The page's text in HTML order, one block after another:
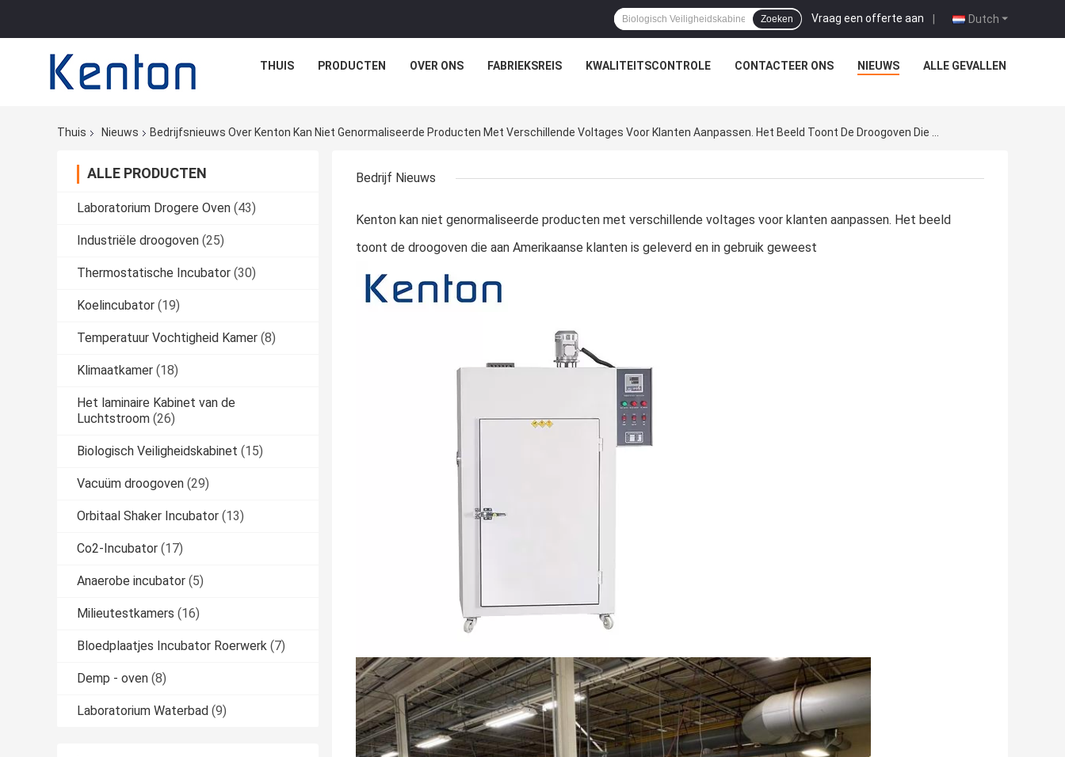
Dutch
Vraag een offerte aan |
Zoeken
THUIS PRODUCTEN OVER ONS FABRIEKSREIS KWALITEITSCONTROLE CONTACTEER ONS NIEUWS ALLE GEVALLEN
Thuis Nieuws Bedrijfsnieuws Over Kenton Kan Niet Genormaliseerde Producten Met Verschillende Voltages Voor Klanten Aanpassen. Het Beeld Toont De Droogoven Die Aan Amerikaanse Klanten Is Geleverd En In Gebruik Geweest
ALLE PRODUCTEN
Laboratorium Drogere Oven (43)
Industriële droogoven (25)
Thermostatische Incubator (30)
Koelincubator (19)
Temperatuur Vochtigheid Kamer (8)
Klimaatkamer (18)
Het laminaire Kabinet van de
Luchtstroom (26)
Biologisch Veiligheidskabinet (15)
Vacuüm droogoven (29)
Orbitaal Shaker Incubator (13)
Co2-Incubator (17)
Anaerobe incubator (5)
Milieutestkamers (16)
Bloedplaatjes Incubator Roerwerk (7)
Demp - oven (8)
Laboratorium Waterbad (9)
Bedrijf Nieuws
Kenton kan niet genormaliseerde producten met verschillende voltages voor klanten aanpassen. Het beeld
toont de droogoven die aan Amerikaanse klanten is geleverd en in gebruik geweest